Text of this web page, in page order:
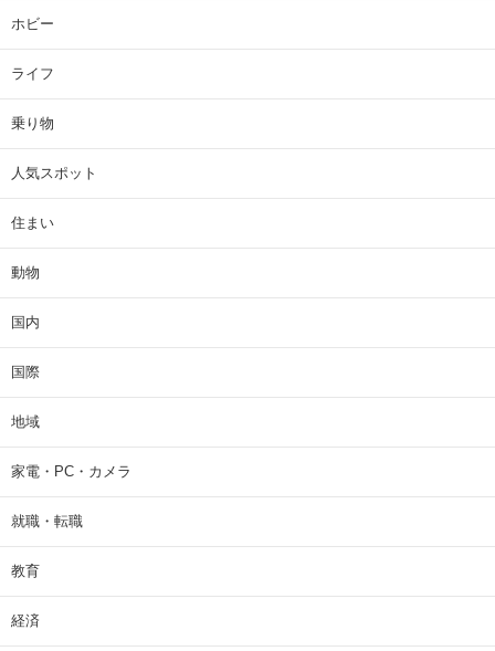
ホビー
ライフ
乗り物
人気スポット
住まい
動物
国内
国際
地域
家電・PC・カメラ
就職・転職
教育
経済